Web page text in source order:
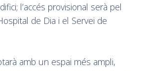
l’accés provisional serà pel
de Dia i el Servei de
amb un espai més ampli,